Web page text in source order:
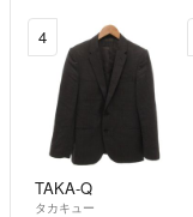
4
TAKA-Q
タカキュー